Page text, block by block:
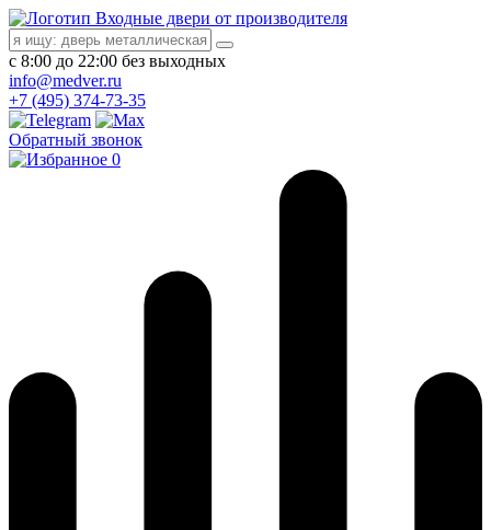
Входные двери от производителя
с 8:00 до 22:00 без выходных
info@medver.ru
+7 (495) 374-73-35
Обратный звонок
0